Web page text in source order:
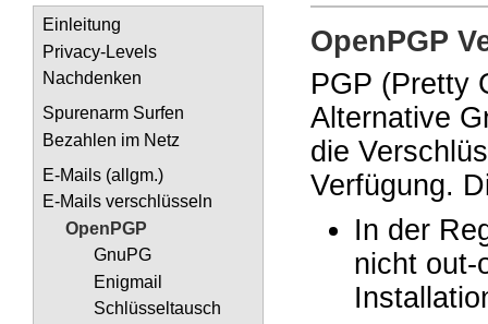
OpenPGP
PGP (Pretty
Alternative
die
Verfügung.
In der
nicht out-
Einleitung
Privacy-Levels
Nachdenken
Spurenarm Surfen
Bezahlen im Netz
E-Mails (allgm.)
E-Mails verschlüsseln
OpenPGP
GnuPG
Enigmail
Schlüsseltausch